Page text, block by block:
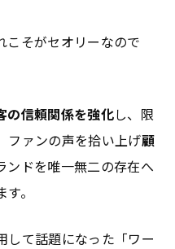
こそがセオリーなので
の信頼関係を強化し、限
ファンの声を拾い上げ顧
ンドを唯一無二の存在へ
。
して話題になった「ワー